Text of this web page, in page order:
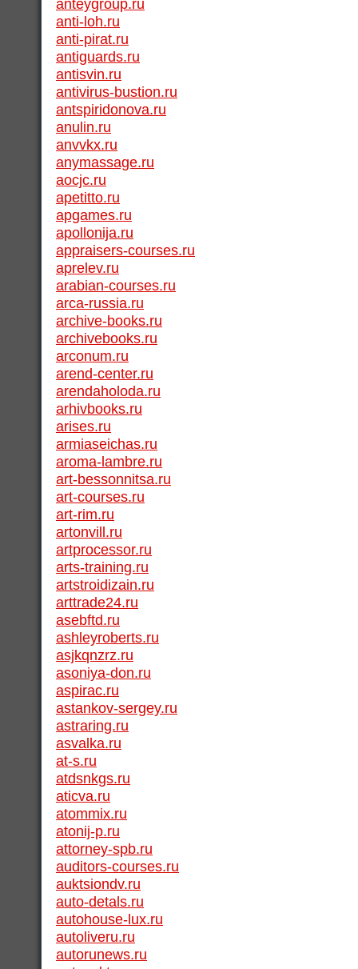
anteygroup.ru
anti-loh.ru
anti-pirat.ru
antiguards.ru
antisvin.ru
antivirus-bustion.ru
antspiridonova.ru
anulin.ru
anvvkx.ru
anymassage.ru
aocjc.ru
apetitto.ru
apgames.ru
apollonija.ru
appraisers-courses.ru
aprelev.ru
arabian-courses.ru
arca-russia.ru
archive-books.ru
archivebooks.ru
arconum.ru
arend-center.ru
arendaholoda.ru
arhivbooks.ru
arises.ru
armiaseichas.ru
aroma-lambre.ru
art-bessonnitsa.ru
art-courses.ru
art-rim.ru
artonvill.ru
artprocessor.ru
arts-training.ru
artstroidizain.ru
arttrade24.ru
asebftd.ru
ashleyroberts.ru
asjkqnzrz.ru
asoniya-don.ru
aspirac.ru
astankov-sergey.ru
astraring.ru
asvalka.ru
at-s.ru
atdsnkgs.ru
aticva.ru
atommix.ru
atonij-p.ru
attorney-spb.ru
auditors-courses.ru
auktsiondv.ru
auto-detals.ru
autohouse-lux.ru
autoliveru.ru
autorunews.ru